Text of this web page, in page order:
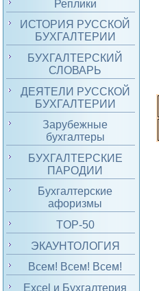
Реплики
ИСТОРИЯ РУССКОЙ
БУХГАЛТЕРИИ
БУХГАЛТЕРСКИЙ
СЛОВАРЬ
ДЕЯТЕЛИ РУССКОЙ
БУХГАЛТЕРИИ
Зарубежные
бухгалтеры
БУХГАЛТЕРСКИЕ
ПАРОДИИ
Бухгалтерские
афоризмы
TOP-50
ЭКАУНТОЛОГИЯ
Всем! Всем! Всем!
Excel и Бухгалтерия